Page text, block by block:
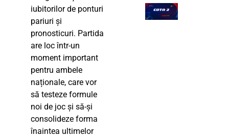
iubitorilor de ponturi
pariuri și
pronosticuri. Partida
are loc într-un
moment important
pentru ambele
naționale, care vor
să testeze formule
noi de joc și să-și
consolideze forma
înaintea ultimelor